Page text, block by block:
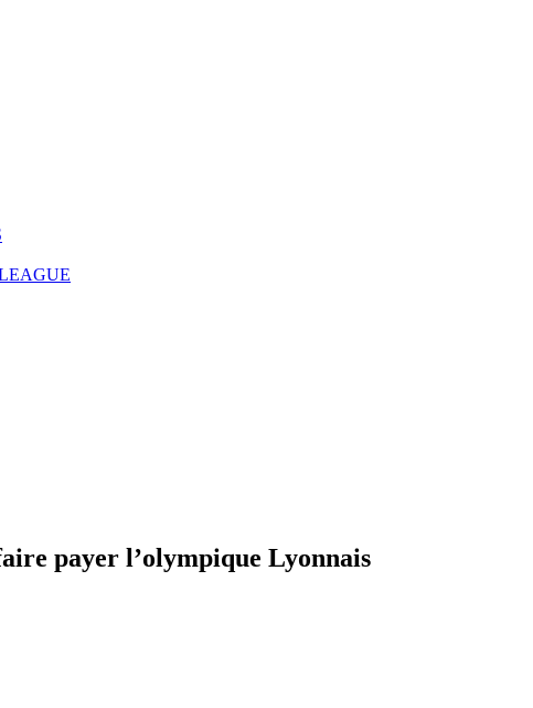
payer l’olympique Lyonnais